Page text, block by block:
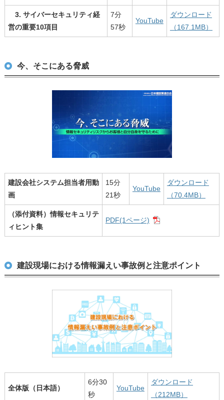
3. サイバーセキュリティ経
営の重要10項目
7分
57秒
YouTube
ダウンロード
（167.1MB）
今、そこにある脅威
建設会社システム担当者用動
画
15分
21秒
YouTube
ダウンロード
（70.4MB）
（添付資料）情報セキュリテ
ィヒント集
PDF(1ページ)
建設現場における情報漏えい事故例と注意ポイント
全体版（日本語）
6分30
秒
YouTube
ダウンロード
（212MB）